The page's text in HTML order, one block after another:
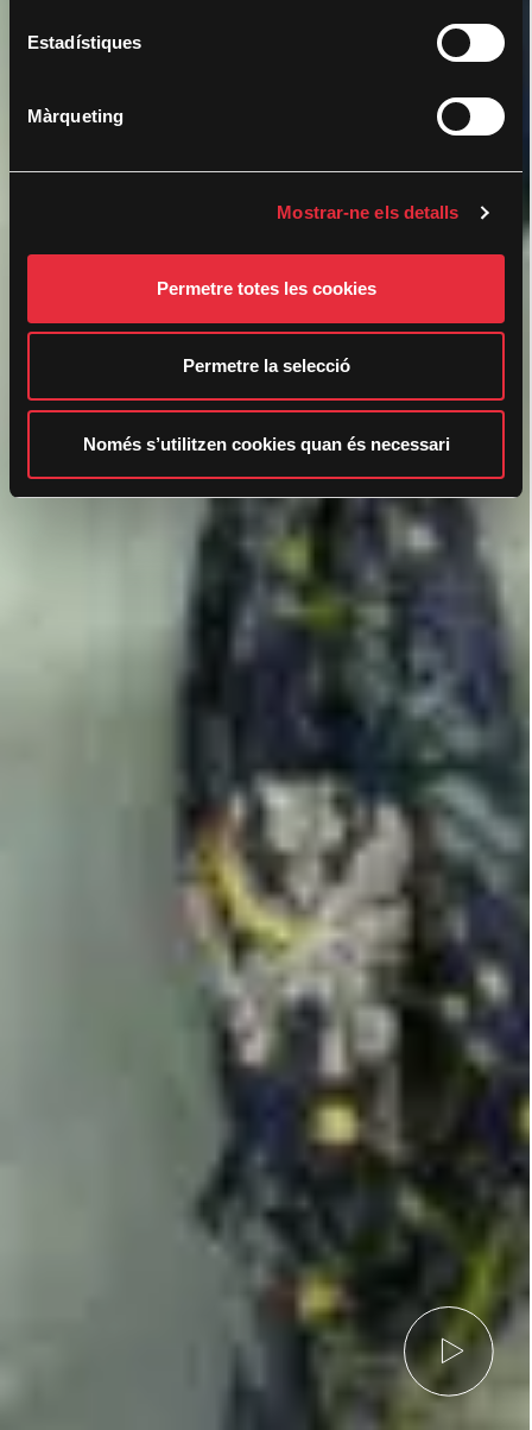
Estadístiques
Màrqueting
Mostrar-ne els detalls
Permetre totes les cookies
Permetre la selecció
Només s’utilitzen cookies quan és necessari